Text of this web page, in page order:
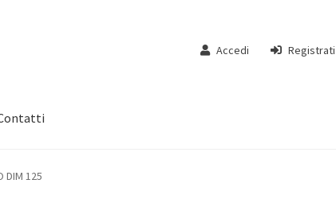
Accedi Registrati
DIM 125